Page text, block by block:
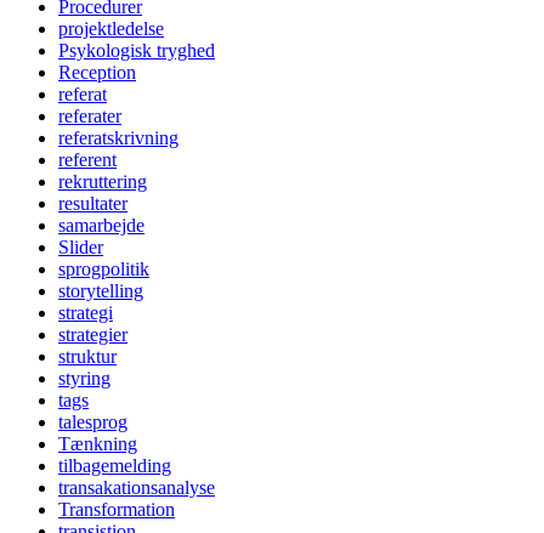
Procedurer
projektledelse
Psykologisk tryghed
Reception
referat
referater
referatskrivning
referent
rekruttering
resultater
samarbejde
Slider
sprogpolitik
storytelling
strategi
strategier
struktur
styring
tags
talesprog
Tænkning
tilbagemelding
transakationsanalyse
Transformation